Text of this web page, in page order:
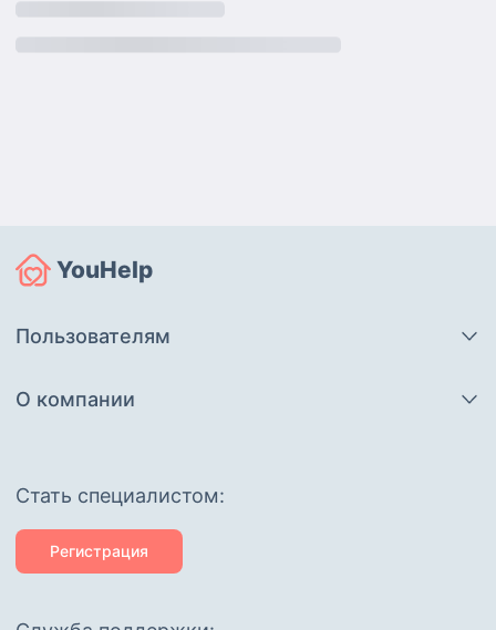
YouHelp
Пользователям
О компании
Cтать специалистом:
Регистрация